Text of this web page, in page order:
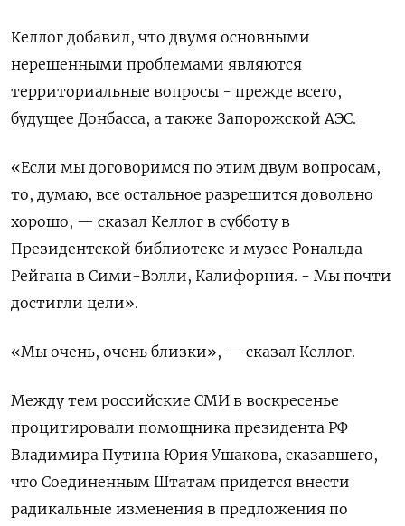
Келлог добавил, что двумя основными
нерешенными проблемами являются
территориальные вопросы - прежде всего,
будущее Донбасса, а также Запорожской АЭС.
«Если мы договоримся по этим двум вопросам,
то, думаю, все остальное разрешится довольно
хорошо, — сказал Келлог в субботу в
Президентской библиотеке и музее Рональда
Рейгана в Сими-Вэлли, Калифорния. - Мы почти
достигли цели».
«Мы очень, очень близки», — сказал Келлог.
Между тем российские СМИ в воскресенье
процитировали помощника президента РФ
Владимира Путина Юрия Ушакова, сказавшего,
что Соединенным Штатам придется внести
радикальные изменения в предложения по